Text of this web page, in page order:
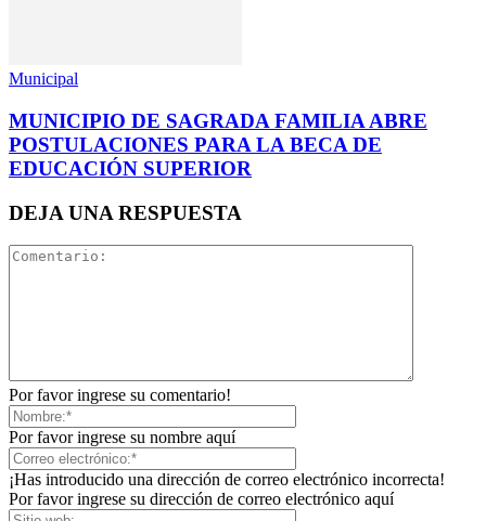
Municipal
MUNICIPIO DE SAGRADA FAMILIA ABRE
POSTULACIONES PARA LA BECA DE
EDUCACIÓN SUPERIOR
DEJA UNA RESPUESTA
Por favor ingrese su comentario!
Por favor ingrese su nombre aquí
¡Has introducido una dirección de correo electrónico incorrecta!
Por favor ingrese su dirección de correo electrónico aquí